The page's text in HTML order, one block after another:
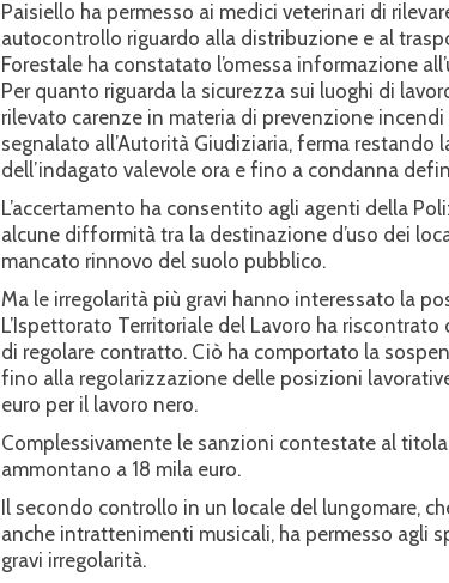
Paisiello ha permesso ai medici veterinari di
autocontrollo riguardo alla distribuzione e al
Forestale ha constatato l’omessa informazione
Per quanto riguarda la sicurezza sui luoghi di
rilevato carenze in materia di prevenzione
segnalato all’Autorità Giudiziaria, ferma
dell’indagato valevole ora e fino a condanna
L’accertamento ha consentito agli agenti della
alcune difformità tra la destinazione d’uso dei
mancato rinnovo del suolo pubblico.
Ma le irregolarità più gravi hanno interessato la
L’Ispettorato Territoriale del Lavoro ha
di regolare contratto. Ciò ha comportato la
fino alla regolarizzazione delle posizioni
euro per il lavoro nero.
Complessivamente le sanzioni contestate al
ammontano a 18 mila euro.
Il secondo controllo in un locale del lungomare,
anche intrattenimenti musicali, ha permesso agli
gravi irregolarità.